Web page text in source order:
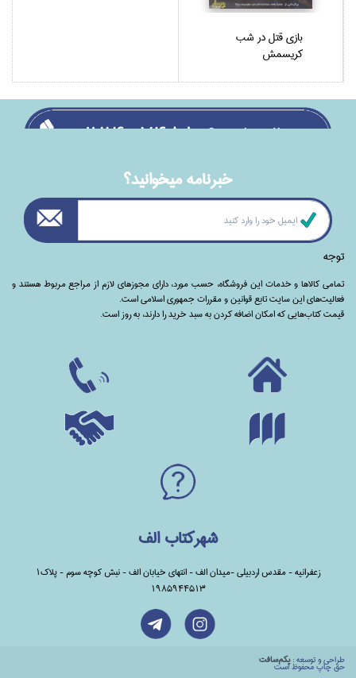
بازي قتل در شب
كريسمش
خبرنامه ميخوانيد؟
توجه
تمامی‌ کالاها و خدمات این فروشگاه، حسب مورد،‌ دارای مجوزهای لازم از مراجع مربوط هستند ‌و‌‌
فعالیت‌های این سایت تابع قوانین و مقررات جمهوری اسلامی است.
قیمت کتاب‌هایی که امکان اضافه کردن به سبد خرید را دارند،‌ به روز است.
شهرکتاب الف
زعفرانیه - مقدس اردبیلی -میدان الف - انتهای خیابان الف - نبش کوچه سوم - پلاک1
1985944513
طراحي و توسعه : يكم‌سافت
حق چاپ محفوظ است